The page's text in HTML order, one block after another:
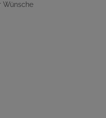
Wünsche